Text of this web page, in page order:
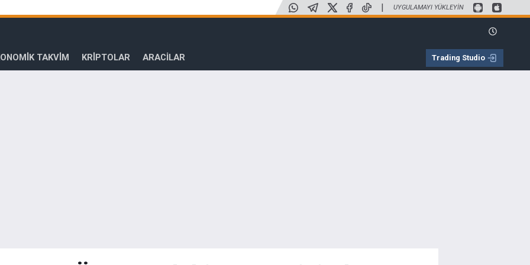
| UYGULAMAYI YÜKLEYIN
TAKVİM KRİPTOLAR ARACILAR Trading Studio